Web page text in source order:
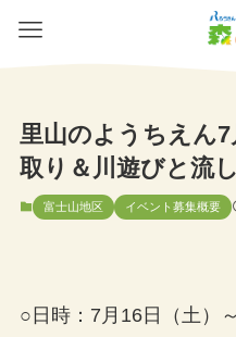
里山のようちえん
取り＆川遊びと流
富士山地区 イベント募集概要
○日時：7月16日（土）